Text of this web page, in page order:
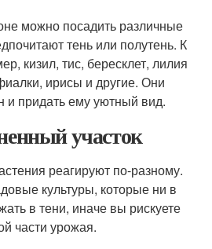
можно посадить различные
тень или полутень. К
кизил, тис, бересклет, лилия
ирисы и другие. Они
и придать ему уютный вид.
участок
реагируют по-разному.
культуры, которые ни в
в тени, иначе вы рискуете
части урожая.